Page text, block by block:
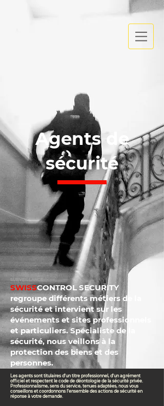
Agents de
sécurité
SURVEILLANCE
SWISSCONTROL SECURITY
regroupe différents métiers de la
sécurité et intervient sur les
événements et sites professionnels
et particuliers. Spécialiste de la
sécurité, nous veillons à la
protection des biens et des
personnes.
Les agents sont titulaires d’un titre professionnel, d’un agrément
officiel et respectent le code de déontologie de la sécurité privée.
Professionnalisme, sens du service, tenues adaptées, nous vous
conseillons et coordonnons l’ensemble des actions de sécurité en
réponse à votre demande.